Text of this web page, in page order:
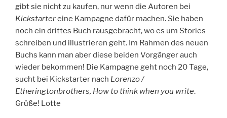
gibt sie nicht zu kaufen, nur wenn die Autoren bei
Kickstartereine Kampagne dafür machen. Sie haben
noch ein drittes Buch rausgebracht, wo es um Stories
schreiben und illustrieren geht. Im Rahmen des neuen
Buchs kann man aber diese beiden Vorgänger auch
wieder bekommen! Die Kampagne geht noch 20 Tage,
sucht bei Kickstarter nach Lorenzo /
Etheringtonbrothers, How to think when you write.
Grüße! Lotte